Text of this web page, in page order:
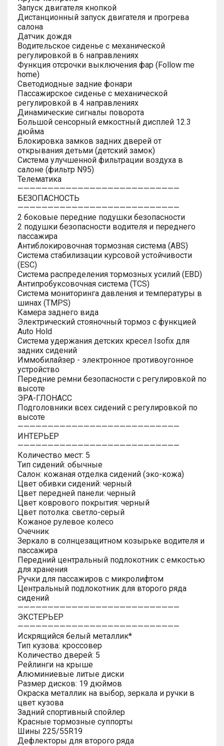
Запуск двигателя кнопкой
Дистанционный запуск двигателя и прогрева
салона
Датчик дождя
Водительское сиденье с механической
регулировкой в 6 направлениях
Функция отсрочки выключения фар (Follow me
home)
Светодиодные задние фонари
Пассажирское сиденье с механической
регулировкой в 4 направлениях
Динамические сигналы поворота
Большой сенсорный емкостный дисплей 12.3
дюйма
Блокировка замков задних дверей от
открывания детьми (детский замок)
Система улучшенной фильтрации воздуха в
салоне (фильтр N95)
Телематика
———————————————————————————
БЕЗОПАСНОСТЬ
———————————————————————————
2 боковые передние подушки безопасности
2 подушки безопасности водителя и переднего
пассажира
Антиблокировочная тормозная система (ABS)
Система стабилизации курсовой устойчивости
(ESC)
Система распределения тормозных усилий (EBD)
Антипробуксовочная система (TCS)
Система мониторинга давления и температуры в
шинах (TMPS)
Камера заднего вида
Электрический стояночный тормоз с функцией
Auto Hold
Система удержания детских кресел Isofix для
задних сидений
Иммобилайзер - электронное противоугонное
устройство
Передние ремни безопасности с регулировкой по
высоте
ЭРА-ГЛОНАСС
Подголовники всех сидений с регулировкой по
высоте
———————————————————————————
ИНТЕРЬЕР
———————————————————————————
Количество мест: 5
Тип сидений: обычные
Салон: кожаная отделка сидений (эко-кожа)
Цвет обивки сидений: черный
Цвет передней панели: черный
Цвет коврового покрытия: черный
Цвет потолка: светло-серый
Кожаное рулевое колесо
Очечник
Зеркало в солнцезащитном козырьке водителя и
пассажира
Передний центральный подлокотник с емкостью
для хранения
Ручки для пассажиров с микролифтом
Центральный подлокотник для второго ряда
сидений
———————————————————————————
ЭКСТЕРЬЕР
———————————————————————————
Искрящийся белый металлик*
Тип кузова: кроссовер
Количество дверей: 5
Рейлинги на крыше
Алюминиевые литые диски
Размер дисков: 19 дюймов
Окраска металлик на выбор, зеркала и ручки в
цвет кузова
Задний спортивный спойлер
Красные тормозные суппорты
Шины 225/55R19
Дефлекторы для второго ряда